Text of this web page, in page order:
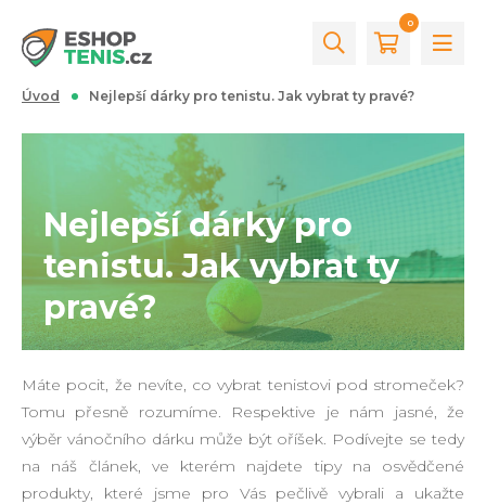
0
Úvod Nejlepší dárky pro tenistu. Jak vybrat ty pravé?
Nejlepší dárky pro
tenistu. Jak vybrat ty
pravé?
Máte pocit, že nevíte, co vybrat tenistovi pod stromeček?
Tomu přesně rozumíme. Respektive je nám jasné, že
výběr vánočního dárku může být oříšek. Podívejte se tedy
na náš článek, ve kterém najdete tipy na osvědčené
produkty, které jsme pro Vás pečlivě vybrali a ukažte